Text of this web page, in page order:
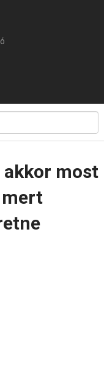
akkor most
mert